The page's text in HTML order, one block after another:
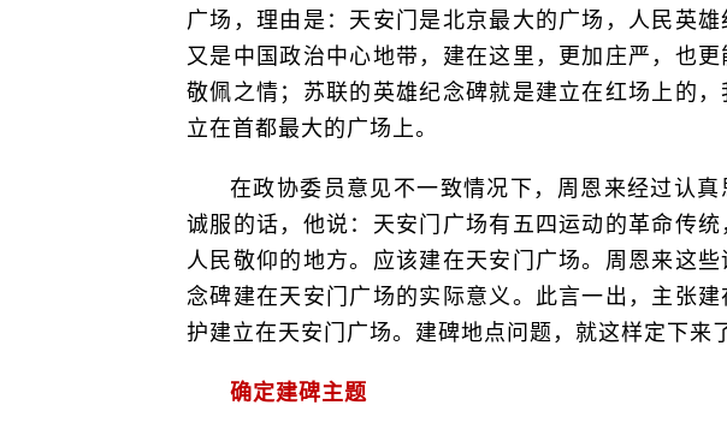
广场，理由是：天安门是北京最大的广场，人民英
又是中国政治中心地带，建在这里，更加庄严，也
敬佩之情；苏联的英雄纪念碑就是建立在红场上的
立在首都最大的广场上。
在政协委员意见不一致情况下，周恩来经过认
诚服的话，他说：天安门广场有五四运动的革命传
人民敬仰的地方。应该建在天安门广场。周恩来这
念碑建在天安门广场的实际意义。此言一出，主张
护建立在天安门广场。建碑地点问题，就这样定下来
确定建碑主题